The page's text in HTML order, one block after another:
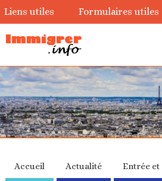
Liens utiles Formulaires utiles
Accueil Actualité Entrée